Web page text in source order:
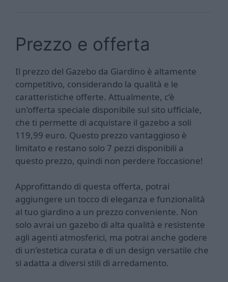
Prezzo e offerta
Il prezzo del Gazebo da Giardino è altamente
competitivo, considerando la qualità e le
caratteristiche offerte. Attualmente, c’è
un’offerta speciale disponibile sul sito ufficiale,
che ti permette di acquistare il gazebo a soli
119,99 euro. Questo prezzo vantaggioso è
limitato e restano solo 7 pezzi disponibili a
questo prezzo, quindi non perdere l’occasione!
Approfittando di questa offerta, potrai
aggiungere un tocco di eleganza e funzionalità
al tuo giardino a un prezzo conveniente. Non
solo avrai un gazebo di alta qualità e resistente
agli agenti atmosferici, ma potrai anche godere
di un’estetica curata e di un design versatile che
si adatta a diversi stili di arredamento.